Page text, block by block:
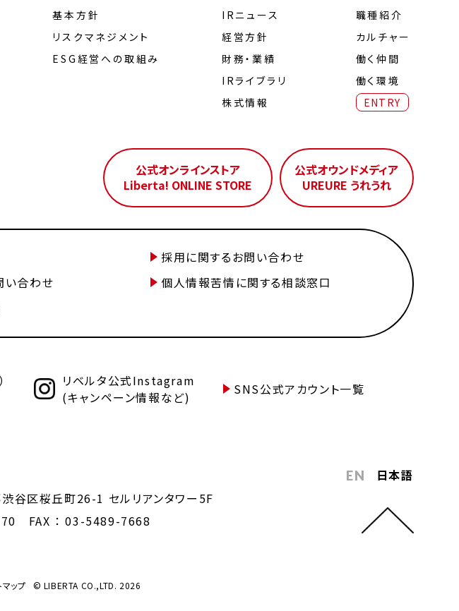
基本方針
リスクマネジメント
ESG経営への取組み
IRニュース
経営⽅針
財務・業績
IRライブラリ
株式情報
職種紹介
カルチャー
働く仲間
働く環境
ENTRY
公式オンラインストア
Liberta! ONLINE STORE
公式オウンドメディア
UREURE うれうれ
採用に関するお問い合わせ
い合わせ
個人情報苦情に関する相談窓口
リベルタ公式Instagram
(キャンペーン情報など)
SNS公式アカウント一覧
EN 日本語
谷区桜丘町26-1 セルリアンタワー5F
FAX ： 03-5489-7668
マップ © LIBERTA CO.,LTD. 2026